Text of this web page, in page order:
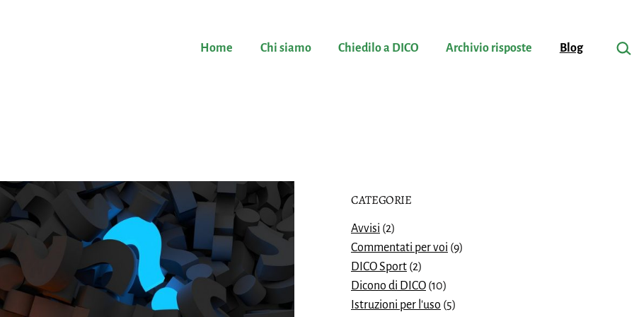
Home Chi siamo Chiedilo a DICO Archivio risposte Blog
CATEGORIE
Avvisi (2)
Commentati per voi (9)
DICO Sport (2)
Dicono di DICO (10)
Istruzioni per l'uso (5)